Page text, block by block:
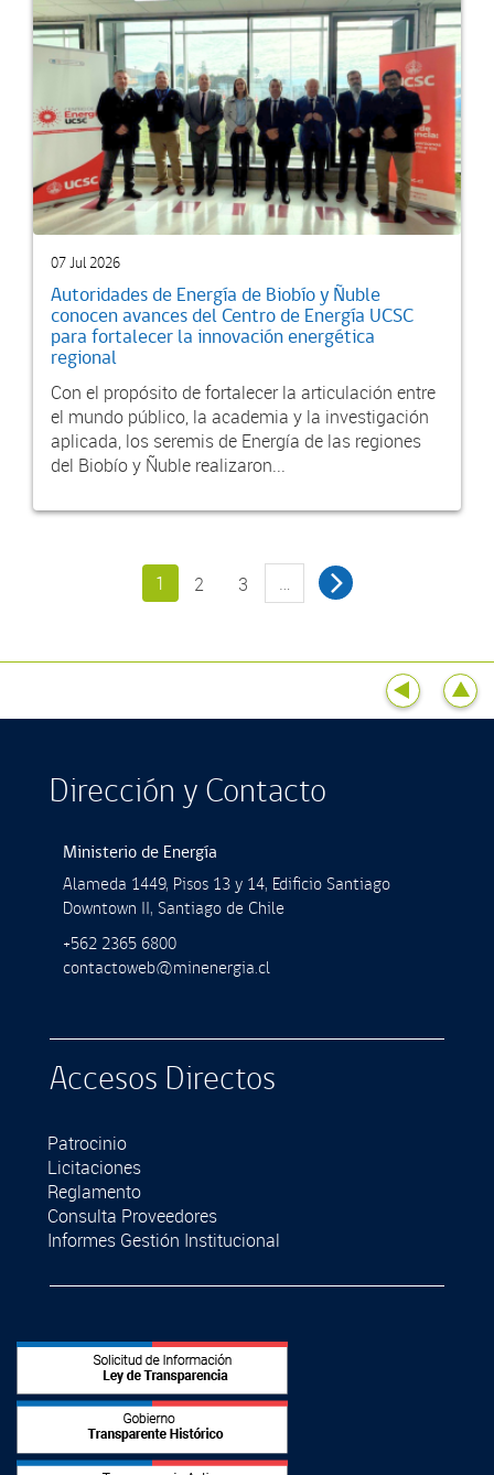
07 Jul 2026
Autoridades de Energía de Biobío y Ñuble
conocen avances del Centro de Energía UCSC
para fortalecer la innovación energética
regional
Con el propósito de fortalecer la articulación entre
el mundo público, la academia y la investigación
aplicada, los seremis de Energía de las regiones
del Biobío y Ñuble realizaron...
1 2 3 …
Dirección y Contacto
Ministerio de Energía
Alameda 1449, Pisos 13 y 14, Ediﬁcio Santiago
Downtown II, Santiago de Chile
+562 2365 6800
contactoweb@minenergia.cl
Accesos Directos
Patrocinio
Licitaciones
Reglamento
Consulta Proveedores
Informes Gestión Institucional